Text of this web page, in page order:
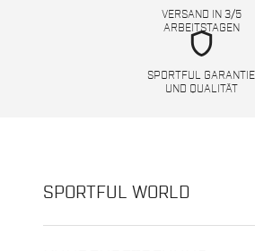
VERSAND IN 3/5
ARBEITSTAGEN
shield
SPORTFUL GARANTIE
UND QUALITÄT
SPORTFUL WORLD